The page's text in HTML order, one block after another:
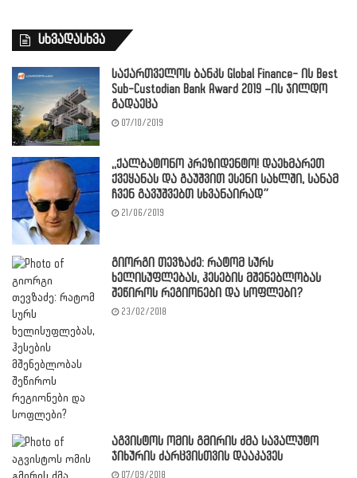
სხვადასხვა
საქართველოს ბანკს Global Finance- ის Best
Sub-Custodian Bank Award 2019 –ის ჯილდო
გადაეცა
07/10/2019
,,ქალბატონო პრეზიდენტო! დაეხმარეთ
ქვეყანას და გაუშვით ესენი სახლში, სანამ
ჩვენ გავუშვებთ სხვანაირად”
21/06/2019
გიორგი თევზაძე: რატომ სურს
ხელისუფლებას, ჰესების მშენებლობას
შეწიროს რეგიონები და სოფლები?
23/02/2018
აგვისტოს ომის გმირის ძმა სავალუტო
ჯიხურის ძარცვისთვის დააკავეს
07/09/2018